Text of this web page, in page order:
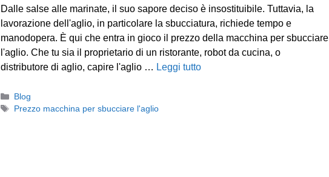
Dalle salse alle marinate, il suo sapore deciso è insostituibile. Tuttavia, la
lavorazione dell'aglio, in particolare la sbucciatura, richiede tempo e
manodopera. È qui che entra in gioco il prezzo della macchina per sbucciare
l'aglio. Che tu sia il proprietario di un ristorante, robot da cucina, o
distributore di aglio, capire l'aglio … Leggi tutto
Categorie
Blog
Tag
Prezzo macchina per sbucciare l'aglio